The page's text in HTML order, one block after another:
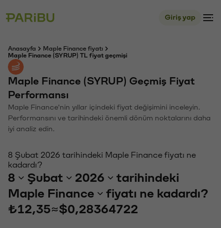
Giriş yap
Anasayfa
Maple Finance fiyatı
Maple Finance (SYRUP) TL fiyat geçmişi
Maple Finance (SYRUP) Geçmiş Fiyat
Performansı
Maple Finance'nin yıllar içindeki fiyat değişimini inceleyin.
Performansını ve tarihindeki önemli dönüm noktalarını daha
iyi analiz edin.
8 Şubat 2026 tarihindeki Maple Finance fiyatı ne
kadardı?
8 Şubat 2026
tarihindeki
Maple Finance
fiyatı ne kadardı?
₺12,35≈$0,28364722